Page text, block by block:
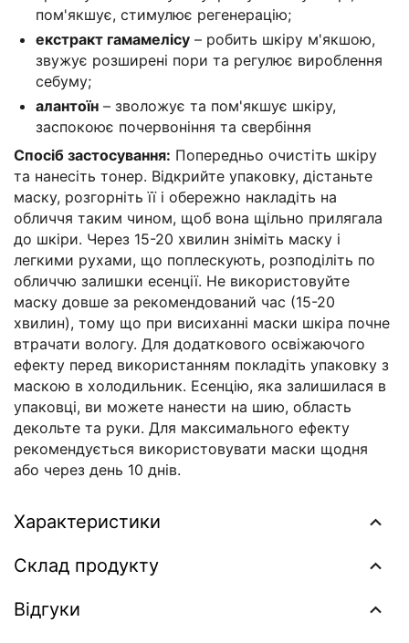
пом'якшує, стимулює регенерацію;
екстракт гамамелісу – робить шкіру м'якшою,
звужує розширені пори та регулює вироблення
себуму;
алантоїн – зволожує та пом'якшує шкіру,
заспокоює почервоніння та свербіння
Спосіб застосування: Попередньо очистіть шкіру
та нанесіть тонер. Відкрийте упаковку, дістаньте
маску, розгорніть її і обережно накладіть на
обличчя таким чином, щоб вона щільно прилягала
до шкіри. Через 15-20 хвилин зніміть маску і
легкими рухами, що поплескують, розподіліть по
обличчю залишки есенції. Не використовуйте
маску довше за рекомендований час (15-20
хвилин), тому що при висиханні маски шкіра почне
втрачати вологу. Для додаткового освіжаючого
ефекту перед використанням покладіть упаковку з
маскою в холодильник. Есенцію, яка залишилася в
упаковці, ви можете нанести на шию, область
декольте та руки. Для максимального ефекту
рекомендується використовувати маски щодня
або через день 10 днів.
Характеристики
Склад продукту
Відгуки